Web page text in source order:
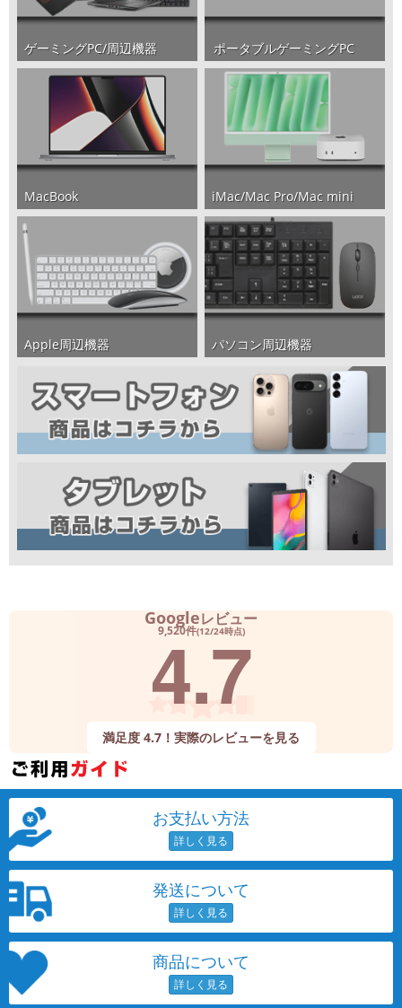
ゲーミングPC/周辺機器 ポータブルゲーミングPC
MacBook iMac/Mac Pro/Mac mini
Apple周辺機器 パソコン周辺機器
Googleレビュー
9,520件(12/24時点)
4.7
満足度 4.7！実際のレビューを見る
お支払い方法
発送について
商品について